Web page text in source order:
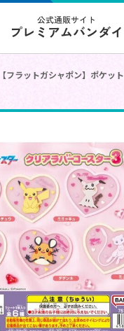
公式通販サイト
プレミアムバンダイ
【フラットガシャポン】ポケッ